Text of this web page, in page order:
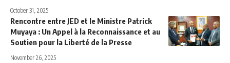
October 31, 2025
Rencontre entre JED et le Ministre Patrick
Muyaya : Un Appel à la Reconnaissance et au
Soutien pour la Liberté de la Presse
November 26, 2025